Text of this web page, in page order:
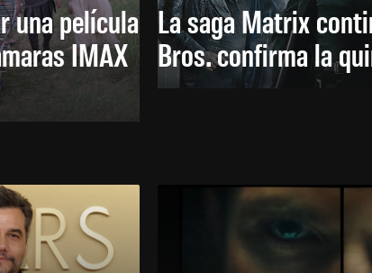
una película
IMAX
La saga Matrix
Bros. confirma la